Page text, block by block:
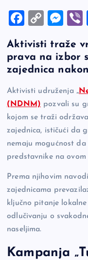
F
c
e
o
o
k
C
p
y
n
k
M
se
n
er
Aktivisti traže
prava na izbor
zajednica
Aktivisti udruženja „
(NDNM) pozvali su
kojom se traži
zajednica, ističući da
nemaju mogućnost
predstavnike na
Prema njihovim
zajednicama
ključno pitanje
odlučivanju o
naseljima.
Kampanja